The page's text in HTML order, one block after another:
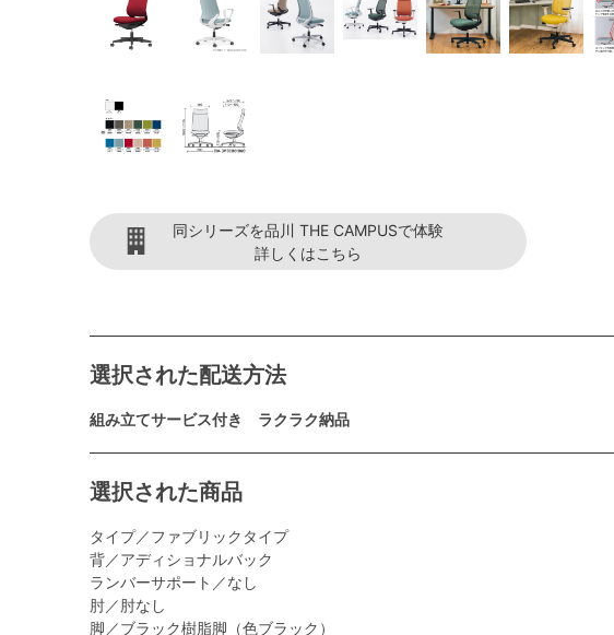
同シリーズを品川 THE CAMPUSで体験
詳しくはこちら
選択された配送方法
組み立てサービス付き ラクラク納品
選択された商品
タイプ／ファブリックタイプ
背／アディショナルバック
ランバーサポート／なし
肘／肘なし
脚／ブラック樹脂脚（色ブラック）